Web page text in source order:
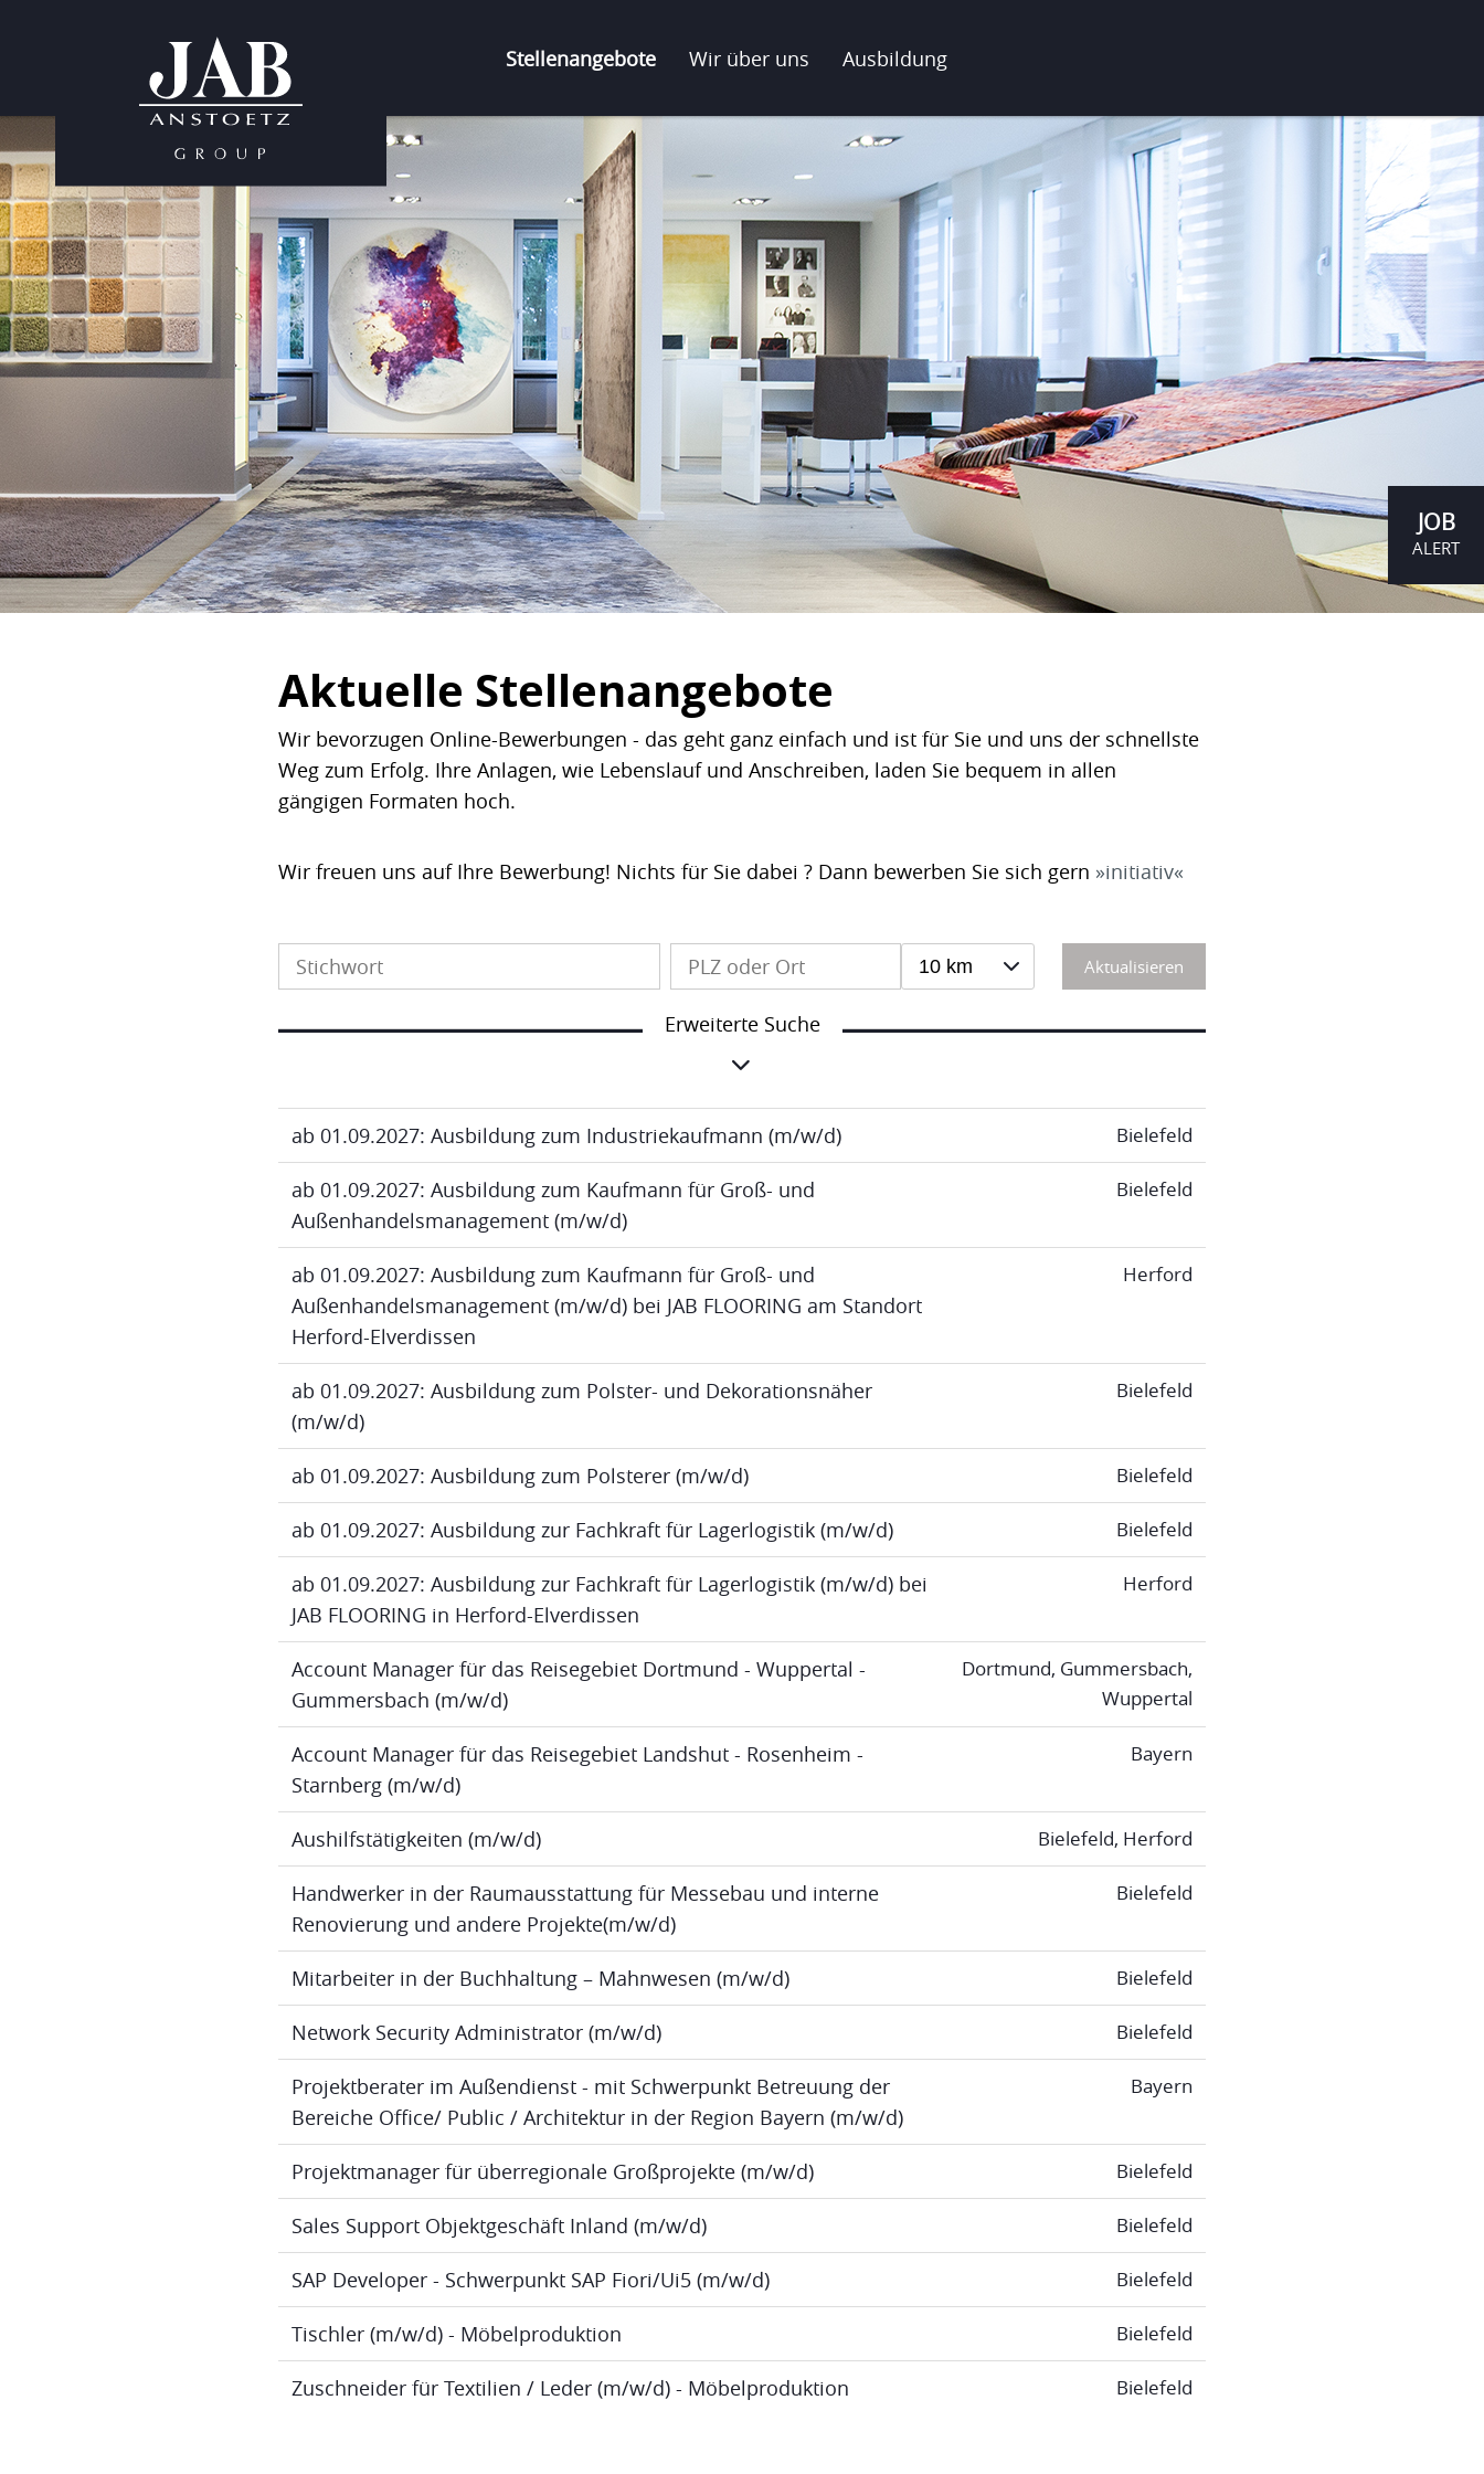
Stellenangebote Wir über uns Ausbildung
Aktuelle Stellenangebote
Wir bevorzugen Online-Bewerbungen - das geht ganz einfach und ist für Sie und uns der schnellste
Weg zum Erfolg. Ihre Anlagen, wie Lebenslauf und Anschreiben, laden Sie bequem in allen
gängigen Formaten hoch.
Wir freuen uns auf Ihre Bewerbung! Nichts für Sie dabei ? Dann bewerben Sie sich gern initiativ
10 km Aktualisieren
Erweiterte Suche
ab 01.09.2027: Ausbildung zum Industriekaufmann (m/w/d) Bielefeld
ab 01.09.2027: Ausbildung zum Kaufmann für Groß- und
Außenhandelsmanagement (m/w/d)
Bielefeld
ab 01.09.2027: Ausbildung zum Kaufmann für Groß- und
Außenhandelsmanagement (m/w/d) bei JAB FLOORING am Standort
Herford-Elverdissen
Herford
ab 01.09.2027: Ausbildung zum Polster- und Dekorationsnäher
(m/w/d)
Bielefeld
ab 01.09.2027: Ausbildung zum Polsterer (m/w/d) Bielefeld
ab 01.09.2027: Ausbildung zur Fachkraft für Lagerlogistik (m/w/d) Bielefeld
ab 01.09.2027: Ausbildung zur Fachkraft für Lagerlogistik (m/w/d) bei
JAB FLOORING in Herford-Elverdissen
Herford
Account Manager für das Reisegebiet Dortmund - Wuppertal -
Gummersbach (m/w/d)
Dortmund, Gummersbach,
Wuppertal
Account Manager für das Reisegebiet Landshut - Rosenheim -
Starnberg (m/w/d)
Bayern
Aushilfstätigkeiten (m/w/d) Bielefeld, Herford
Handwerker in der Raumausstattung für Messebau und interne
Renovierung und andere Projekte(m/w/d)
Bielefeld
Mitarbeiter in der Buchhaltung – Mahnwesen (m/w/d) Bielefeld
Network Security Administrator (m/w/d) Bielefeld
Projektberater im Außendienst - mit Schwerpunkt Betreuung der
Bereiche Office/ Public / Architektur in der Region Bayern (m/w/d)
Bayern
Projektmanager für überregionale Großprojekte (m/w/d) Bielefeld
Sales Support Objektgeschäft Inland (m/w/d) Bielefeld
SAP Developer - Schwerpunkt SAP Fiori/Ui5 (m/w/d) Bielefeld
Tischler (m/w/d) - Möbelproduktion Bielefeld
Zuschneider für Textilien / Leder (m/w/d) - Möbelproduktion Bielefeld
JOB
ALERT